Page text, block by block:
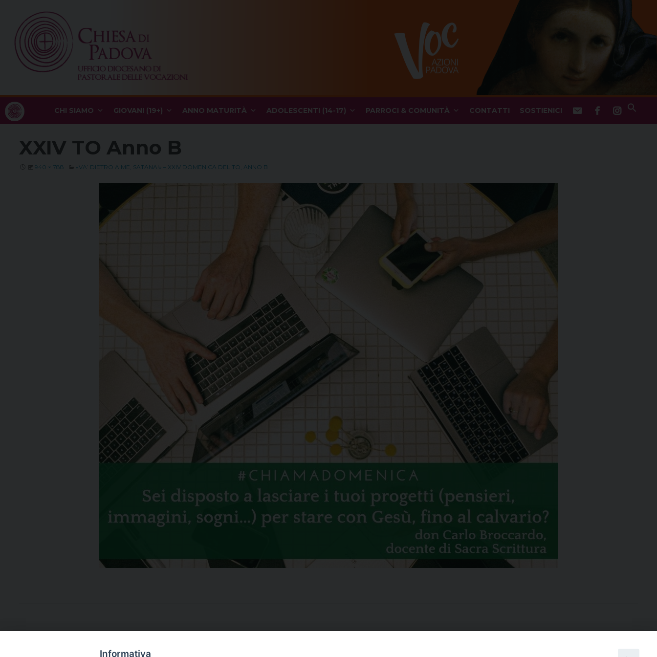
content
CHI SIAMO GIOVANI (19+) ANNO MATURITÀ ADOLESCENTI (14-17) PARROCI & COMUNITÀ CONTATTI SOSTIENICI
XXIV TO Anno B
940 × 788 «VA’ DIETRO A ME, SATANA!» – XXIV DOMENICA DEL TO, ANNO B
Informativa